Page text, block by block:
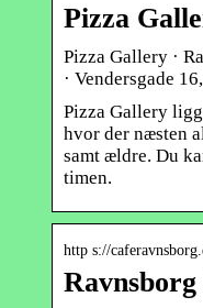
Pizza
Pizza Gallery ·
· Vendersgade
Pizza Gallery
hvor der næsten
samt ældre. Du
timen.
http s://